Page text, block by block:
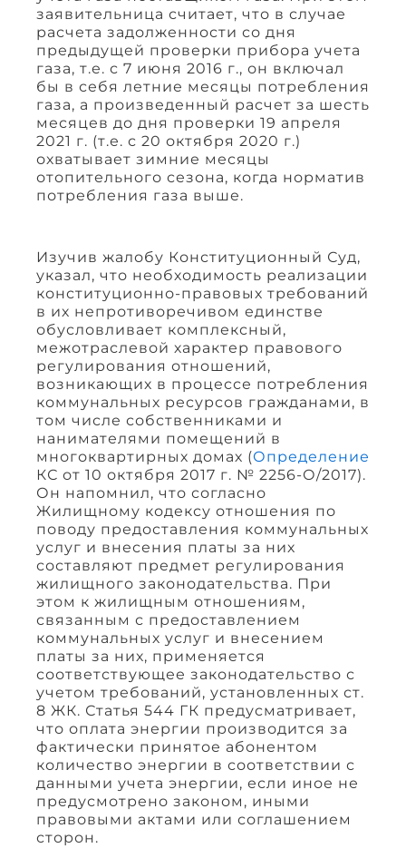
заявительница считает, что в случае
расчета задолженности со дня
предыдущей проверки прибора учета
газа, т.е. с 7 июня 2016 г., он включал
бы в себя летние месяцы потребления
газа, а произведенный расчет за шесть
месяцев до дня проверки 19 апреля
2021 г. (т.е. с 20 октября 2020 г.)
охватывает зимние месяцы
отопительного сезона, когда норматив
потребления газа выше.
Изучив жалобу Конституционный Суд,
указал, что необходимость реализации
конституционно-правовых требований
в их непротиворечивом единстве
обусловливает комплексный,
межотраслевой характер правового
регулирования отношений,
возникающих в процессе потребления
коммунальных ресурсов гражданами, в
том числе собственниками и
нанимателями помещений в
многоквартирных домах (Определение
КС от 10 октября 2017 г. № 2256-О/2017).
Он напомнил, что согласно
Жилищному кодексу отношения по
поводу предоставления коммунальных
услуг и внесения платы за них
составляют предмет регулирования
жилищного законодательства. При
этом к жилищным отношениям,
связанным с предоставлением
коммунальных услуг и внесением
платы за них, применяется
соответствующее законодательство с
учетом требований, установленных ст.
8 ЖК. Статья 544 ГК предусматривает,
что оплата энергии производится за
фактически принятое абонентом
количество энергии в соответствии с
данными учета энергии, если иное не
предусмотрено законом, иными
правовыми актами или соглашением
сторон.